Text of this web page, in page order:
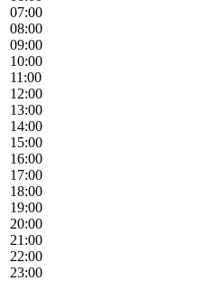
07:00
08:00
09:00
10:00
11:00
12:00
13:00
14:00
15:00
16:00
17:00
18:00
19:00
20:00
21:00
22:00
23:00